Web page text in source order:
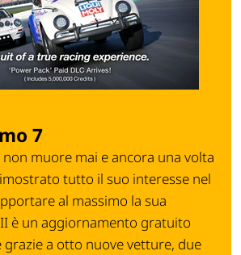
7
muore mai e ancora una volta
tutto il suo interesse nel
al massimo la sua
è un aggiornamento gratuito
grazie a otto nuove vetture, due